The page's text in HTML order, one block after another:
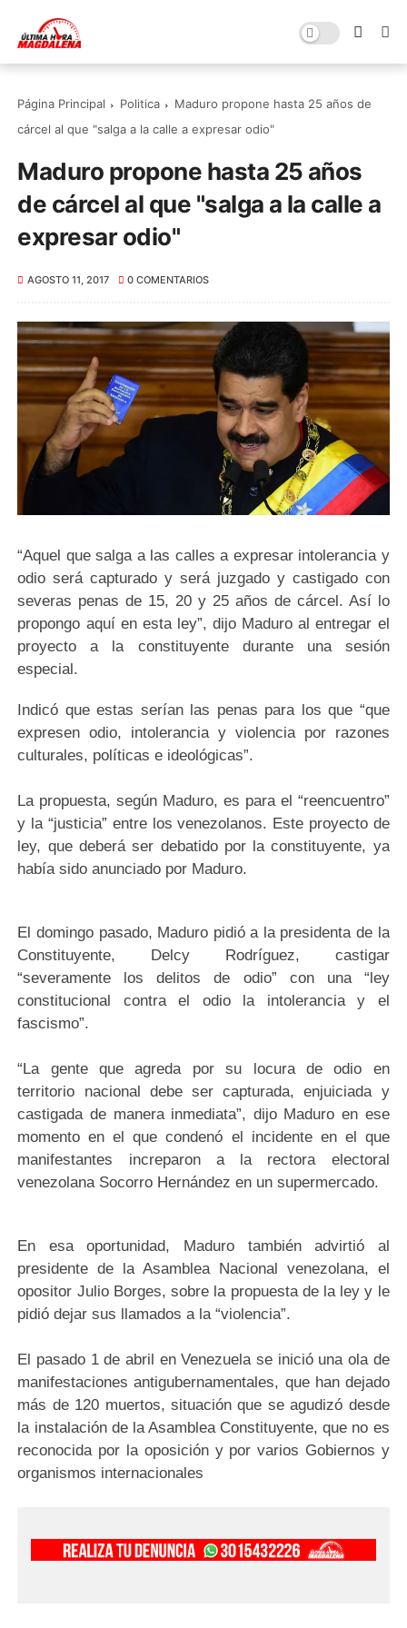
Página Principal Politica
Maduro propone hasta 25 años de
cárcel al que "salga a la calle a expresar odio"
Maduro propone hasta 25 años
de cárcel al que "salga a la calle a
expresar odio"
AGOSTO 11, 2017 0 COMENTARIOS
“Aquel que salga a las calles a expresar intolerancia y
odio será capturado y será juzgado y castigado con
severas penas de 15, 20 y 25 años de cárcel. Así lo
propongo aquí en esta ley”, dijo Maduro al entregar el
proyecto a la constituyente durante una sesión
especial.
Indicó que estas serían las penas para los que “que
expresen odio, intolerancia y violencia por razones
culturales, políticas e ideológicas”.
La propuesta, según Maduro, es para el “reencuentro”
y la “justicia” entre los venezolanos. Este proyecto de
ley, que deberá ser debatido por la constituyente, ya
había sido anunciado por Maduro.
El domingo pasado, Maduro pidió a la presidenta de la
Constituyente, Delcy Rodríguez, castigar
“severamente los delitos de odio” con una “ley
constitucional contra el odio la intolerancia y el
fascismo”.
“La gente que agreda por su locura de odio en
territorio nacional debe ser capturada, enjuiciada y
castigada de manera inmediata”, dijo Maduro en ese
momento en el que condenó el incidente en el que
manifestantes increparon a la rectora electoral
venezolana Socorro Hernández en un supermercado.
En esa oportunidad, Maduro también advirtió al
presidente de la Asamblea Nacional venezolana, el
opositor Julio Borges, sobre la propuesta de la ley y le
pidió dejar sus llamados a la “violencia”.
El pasado 1 de abril en Venezuela se inició una ola de
manifestaciones antigubernamentales, que han dejado
más de 120 muertos, situación que se agudizó desde
la instalación de la Asamblea Constituyente, que no es
reconocida por la oposición y por varios Gobiernos y
organismos internacionales